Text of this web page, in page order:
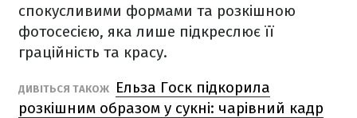
спокусливими формами та розкішною
фотосесією, яка лише підкреслює її
граційність та красу.
ДИВІТЬСЯ ТАКОЖ
Ельза Госк підкорила
розкішним образом у сукні: чарівний кадр